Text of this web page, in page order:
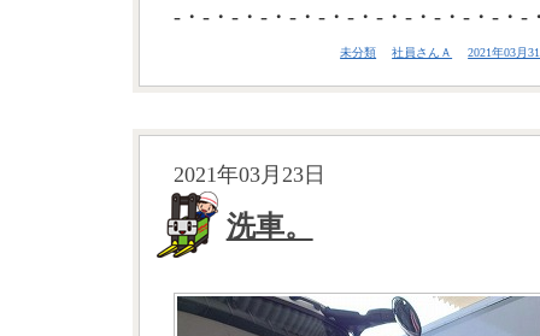
-・-・-・-・-・-・-・-・-・-・-・-・-
未分類 社員さんＡ 2021年03月
2021年03月23日
洗車。